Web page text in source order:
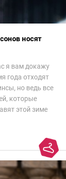
носят
я вам докажу
года отходят
но ведь все
которые
этой зиме